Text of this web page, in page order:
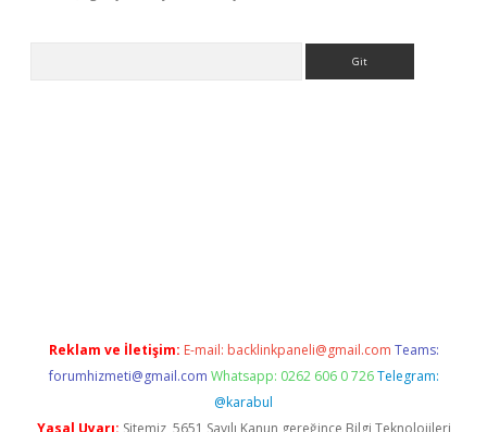
Reklam ve İletişim: E-mail: backlinkpaneli@gmail.com Teams:
forumhizmeti@gmail.com Whatsapp: 0262 606 0 726 Telegram:
@karabul
Yasal Uyarı: Sitemiz, 5651 Sayılı Kanun gereğince Bilgi Teknolojileri